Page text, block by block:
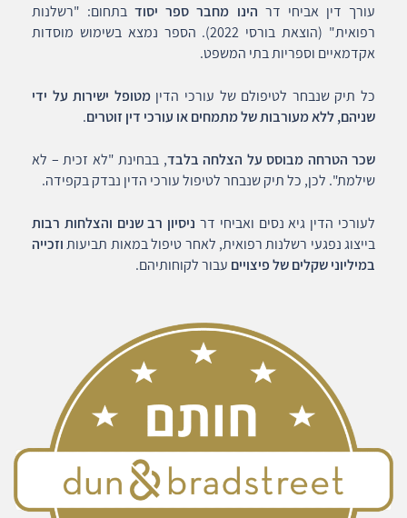
עורך דין אביחי דר הינו מחבר ספר יסודבתחום: "רשלנות
רפואית" (הוצאת בורסי 2022). הספר נמצא בשימוש מוסדות
אקדמאיים וספריות בתי המשפט.
כל תיק שנבחר לטיפולם של עורכי הדיןמטופל ישירות על ידי
שניהם, ללא מעורבות של מתמחים או עורכי דין זוטרים.
שכר הטרחה מבוסס על הצלחה בלבד, בבחינת "לא זכית – לא
שילמת". לכן, כל תיק שנבחר לטיפול עורכי הדין נבדק בקפידה.
לעורכי הדין גיא נסים ואביחי דר ניסיון רב שנים והצלחות רבות
בייצוג נפגעי רשלנות רפואית, לאחר טיפול במאות תביעותוזכייה
במיליוני שקלים של פיצויים עבור לקוחותיהם.